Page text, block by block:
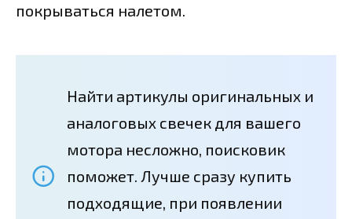
покрываться налетом.
Найти артикулы оригинальных и
аналоговых свечек для вашего
мотора несложно, поисковик
поможет. Лучше сразу купить
подходящие, при появлении